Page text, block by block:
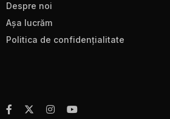
Despre noi
Aşa lucrăm
Politica de confidenţialitate